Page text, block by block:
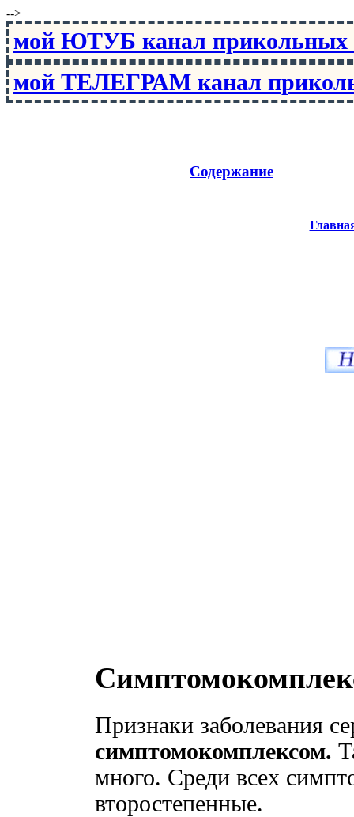
-->
мой ЮТУБ канал
мой ТЕЛЕГРАМ канал
Содержание
Признаки заболевания
симптомокомплексом.
много. Среди всех
второстепенные.